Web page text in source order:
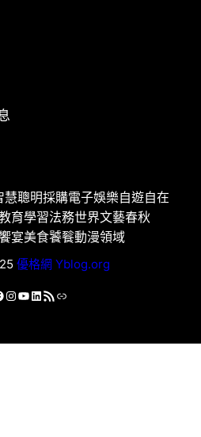
慧聰明採購電子娛樂自遊自在
育學習法務世界文藝春秋
宴美食饕餮動漫領域
優格網 Yblog.org
Instagram
YouTube
LinkedIn
RSS 資訊提供連結